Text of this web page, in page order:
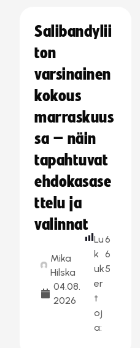
Salibandylii
ton
varsinainen
kokous
marraskuus
sa – näin
tapahtuvat
ehdokasase
ttelu ja
valinnat
Mika
Hilska
04.08.
2026
Lu
k
uk
er
t
oj
a:
6
6
5